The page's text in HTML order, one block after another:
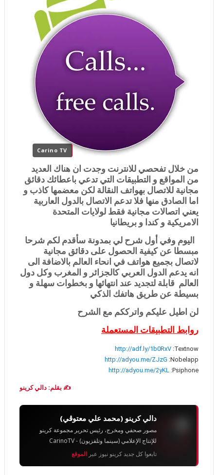
Carino TV
من خلال تفحصي للانترنت وجدت ان هناك العديد
من المواقع و التطبيقات التي تدعي باعطائك دقائق
مجانية للاتصال بهواتف النقالة لكن معضمها كاذب و
اما الصادق منها فلا تدعم الاتصال بالدول العاربية
يعني اتصالات مجانية فقط لولايات المتحدة
الامريكية و كندا و بريطانيا
اليوم وفي أول شرح لي بمدونة سأقدم لكم شرحا
مبسطا عن كيفية الحصول على دقائق مجانية
لاتصال بجميع هواتف في انحاء العالم بالاضافة الى
انه يدعم الدول العربي كالجزائر و المغرب وكل دول
العالم قابلة لتجديد عند انتهائها و بخطوات سهلة و
بسيطة عن طريق هاتفك الذكي
لن اطيل عليكم واترككم مع الشرح
روابط التطبيقات المستعملة
Textnow:
http://adf.ly/1b0RxV
Nobelapp:
http://adyou.me/ZJzG
Psiphone:
http://adyou.me/2yKL
✍️ بقلم: دالي كرينو
دالي كرينو (محمد علي معتوڨي)
مصور صحفي ومخرج، رئيس تحرير مجموعة كرينو
للإنتاج الإعلامي (سينما وتلفزيون) - CarinoTV
تابعوا كل جديد كرينو نيوز عبر الموقع